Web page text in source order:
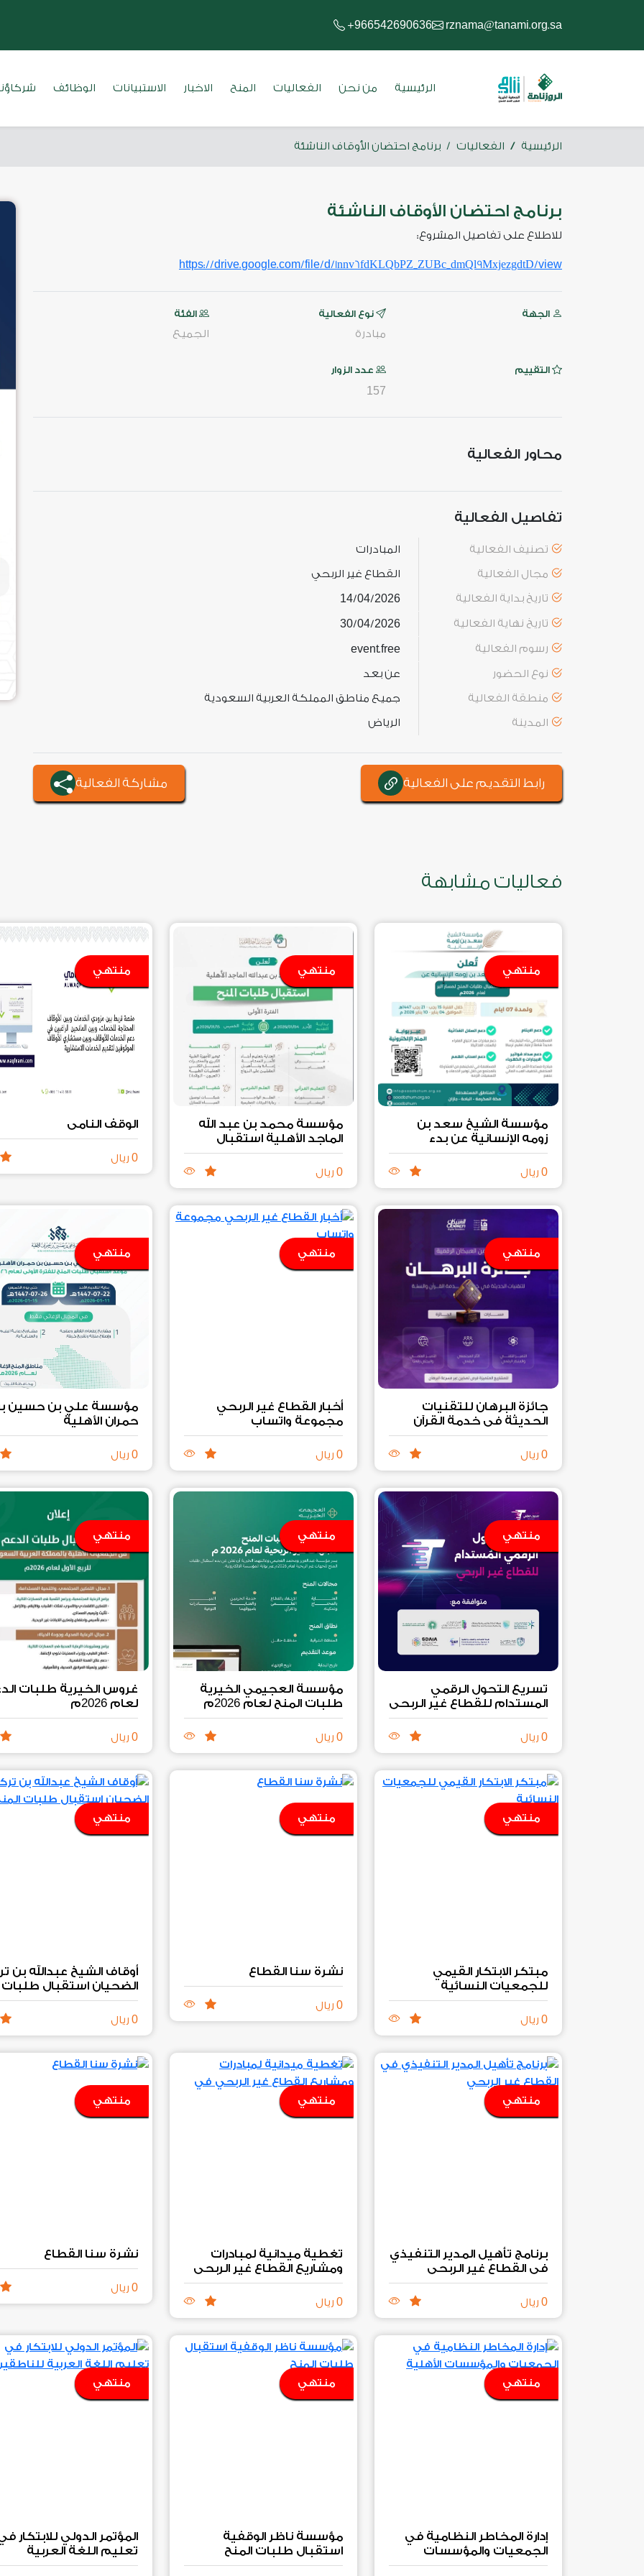
+966542690636 rznama@tanami.org.sa
الرئيسية من نحن الفعاليات المنح الاخبار الاستبيانات الوظائف
الرئيسية الفعاليات برنامج احتضان الأوقاف الناشئة
برنامج احتضان الأوقاف الناشئة
للاطلاع على تفاصيل المشروع:
https://drive.google.com/file/d/1nnv6fdKLQbPZ_ZUBc_dmQl9MxjezgdtD/view
الجهة نوع الفعالية
مبادرة
الفئة
الجميع
التقييم عدد الزوار
157
محاور الفعالية
تفاصيل الفعالية
تصنيف الفعالية
المبادرات
مجال الفعالية
القطاع غير الربحي
تاريخ بداية الفعالية
14/04/2026
تاريخ نهاية الفعالية 30/04/2026
رسوم الفعالية event.free
نوع الحضور
عن بعد
منطقة الفعالية
جميع مناطق المملكة العربية السعودية
المدينة
الرياض
رابط التقديم على الفعالية مشاركة الفعالية
فعاليات مشابهة
منتهي
مؤسسة الشيخ سعد بن
زومه الإنسانية عن بدء
استقبال طلبات المنح لمسار
البر لعام
0 ريال
منتهي
مؤسسة محمد بن عبد الله
الماجد الأهلية استقبال
طلبات المنح الفترة الأولى
0 ريال
منتهي
الوقف النامي
0 ريال
منتهي
جائزة البرهان للتقنيات
الحديثة في خدمة القرآن
والسنة
0 ريال
منتهي
أخبار القطاع غير الربحي
مجموعة واتساب
0 ريال
منتهي
مؤسسة علي بن حسين
حمران الأهلية
0 ريال
منتهي
تسريع التحول الرقمي
المستدام للقطاع غير الربحي
0 ريال
منتهي
مؤسسة العجيمي الخيرية
طلبات المنح لعام 2026م
0 ريال
منتهي
غروس الخيرية طلبات
لعام 2026م
0 ريال
منتهي
مبتكر الابتكار القيمي
للجمعيات النسائية
0 ريال
منتهي
نشرة سنا القطاع
0 ريال
منتهي
أوقاف الشيخ عبدالله بن
الضحيان استقبال طلبات
المنح‏
0 ريال
منتهي
برنامج تأهيل المدير التنفيذي
في القطاع غير الربحي
0 ريال
منتهي
تغطية ميدانية لمبادرات
ومشاريع القطاع غير الربحي
في شهر رمضان
0 ريال
منتهي
نشرة سنا القطاع
0 ريال
منتهي
إدارة المخاطر النظامية في
الجمعيات والمؤسسات
الأهلية
منتهي
مؤسسة ناظر الوقفية
استقبال طلبات المنح
منتهي
المؤتمر الدولي للابتكار
تعليم اللغة العربية
للناطقين بغيرها